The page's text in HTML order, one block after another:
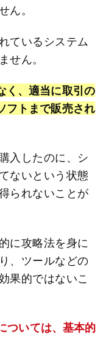
ん。
ているシステム
せん。
く、適当に取引の
フトまで販売され
入したのに、シ
ないという状態
られないことが
に攻略法を身に
、ツールなどの
果的ではないこ
ついては、基本的